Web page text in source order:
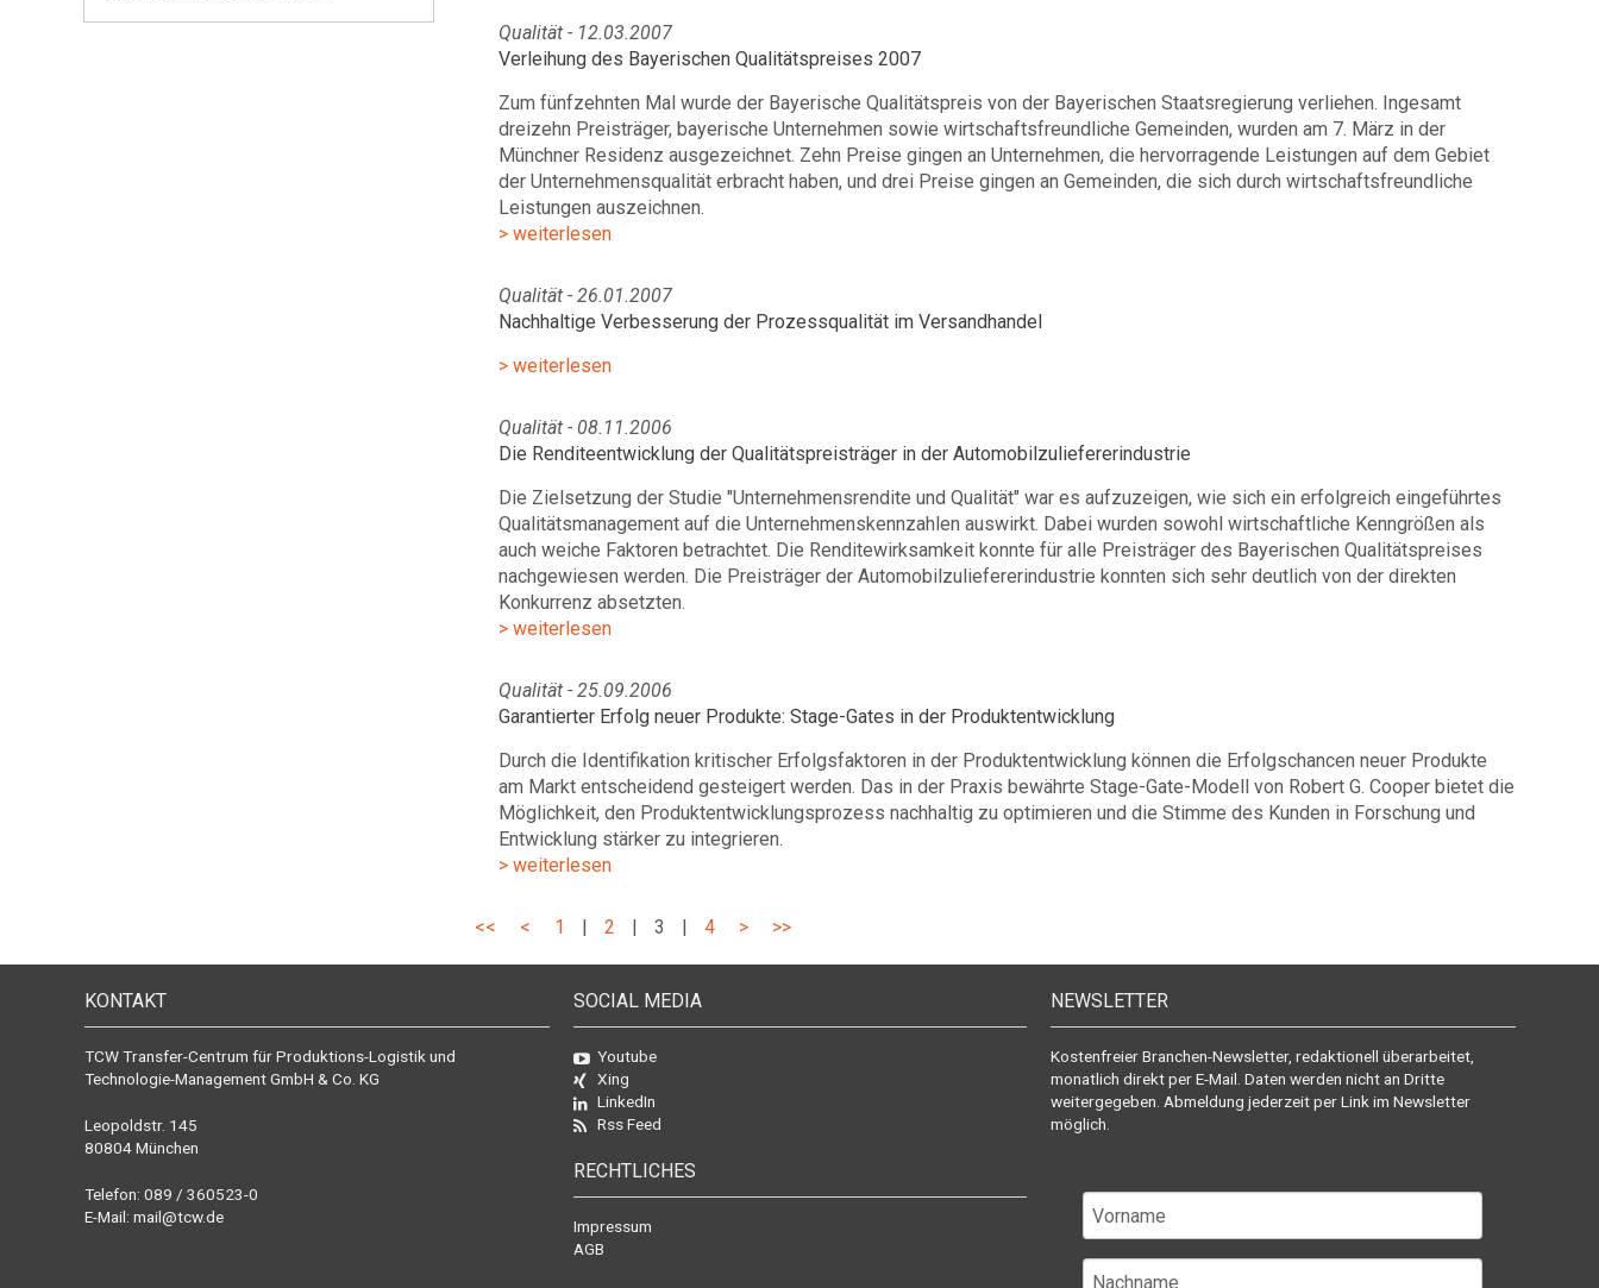
Qualität - 12.03.2007
Verleihung des Bayerischen Qualitätspreises 2007
Zum fünfzehnten Mal wurde der Bayerische Qualitätspreis von der Bayerischen Staatsregierung verliehen. Ingesamt
dreizehn Preisträger, bayerische Unternehmen sowie wirtschaftsfreundliche Gemeinden, wurden am 7. März in der
Münchner Residenz ausgezeichnet. Zehn Preise gingen an Unternehmen, die hervorragende Leistungen auf dem Gebiet
der Unternehmensqualität erbracht haben, und drei Preise gingen an Gemeinden, die sich durch wirtschaftsfreundliche
Leistungen auszeichnen.
> weiterlesen
Qualität - 26.01.2007
Nachhaltige Verbesserung der Prozessqualität im Versandhandel
> weiterlesen
Qualität - 08.11.2006
Die Renditeentwicklung der Qualitätspreisträger in der Automobilzuliefererindustrie
Die Zielsetzung der Studie "Unternehmensrendite und Qualität" war es aufzuzeigen, wie sich ein erfolgreich eingeführtes
Qualitätsmanagement auf die Unternehmenskennzahlen auswirkt. Dabei wurden sowohl wirtschaftliche Kenngrößen als
auch weiche Faktoren betrachtet. Die Renditewirksamkeit konnte für alle Preisträger des Bayerischen Qualitätspreises
nachgewiesen werden. Die Preisträger der Automobilzuliefererindustrie konnten sich sehr deutlich von der direkten
Konkurrenz absetzten.
> weiterlesen
Qualität - 25.09.2006
Garantierter Erfolg neuer Produkte: Stage-Gates in der Produktentwicklung
Durch die Identifikation kritischer Erfolgs­faktoren in der Produkt­entwicklung können die Erfolgs­chancen neuer Produkte
am Markt entscheidend gesteigert werden. Das in der Praxis bewährte Stage-Gate-Modell von Robert G. Cooper bietet die
Möglichkeit, den Produkt­ent­wicklungs­prozess nachhaltig zu optimieren und die Stimme des Kunden in Forschung und
Entwicklung stärker zu integrieren.
> weiterlesen
<< < 1 | 2 | 3 | 4 > >>
KONTAKT
TCW Transfer-Centrum für Produktions-Logistik und
Technologie-Management GmbH & Co. KG
Leopoldstr. 145
80804 München
Telefon: 089 / 360523-0
E-Mail: mail@tcw.de
SOCIAL MEDIA
Youtube
Xing
LinkedIn
Rss Feed
RECHTLICHES
Impressum
AGB
NEWSLETTER
Kostenfreier Branchen-Newsletter, redaktionell überarbeitet,
monatlich direkt per E-Mail. Daten werden nicht an Dritte
weitergegeben. Abmeldung jederzeit per Link im Newsletter
möglich.